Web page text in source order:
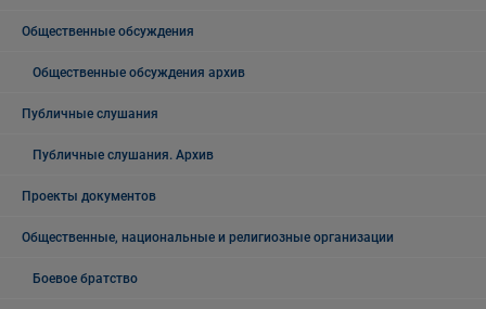
Общественные обсуждения
Общественные обсуждения архив
Публичные слушания
Публичные слушания. Архив
Проекты документов
Общественные, национальные и религиозные организации
Боевое братство